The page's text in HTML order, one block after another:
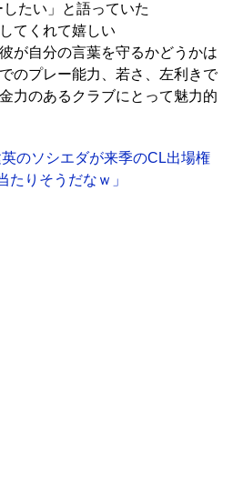
たい」と語っていた
てくれて嬉しい
が自分の言葉を守るかどうかは
のプレー能力、若さ、左利きで
力のあるクラブにとって魅力的
英のソシエダが来季のCL出場権
たりそうだなｗ」